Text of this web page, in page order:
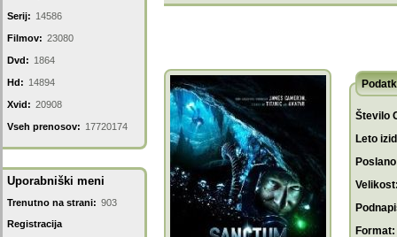
Serij: 14586
Filmov: 23080
Dvd: 1864
Hd: 14894
Xvid: 20908
Vseh prenosov: 17720174
Uporabniški meni
Trenutno na strani: 903
Registracija
Število
Leto
Format: